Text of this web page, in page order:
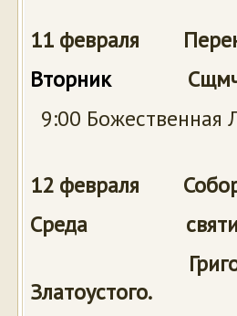
11 февраля
Вторник
9:00 Божественная
12 февраля Собор
Среда
Григория
Златоустого.